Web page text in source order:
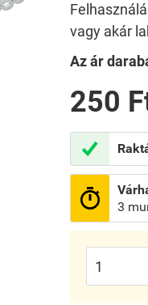
vagy akár
Az ár
250


3